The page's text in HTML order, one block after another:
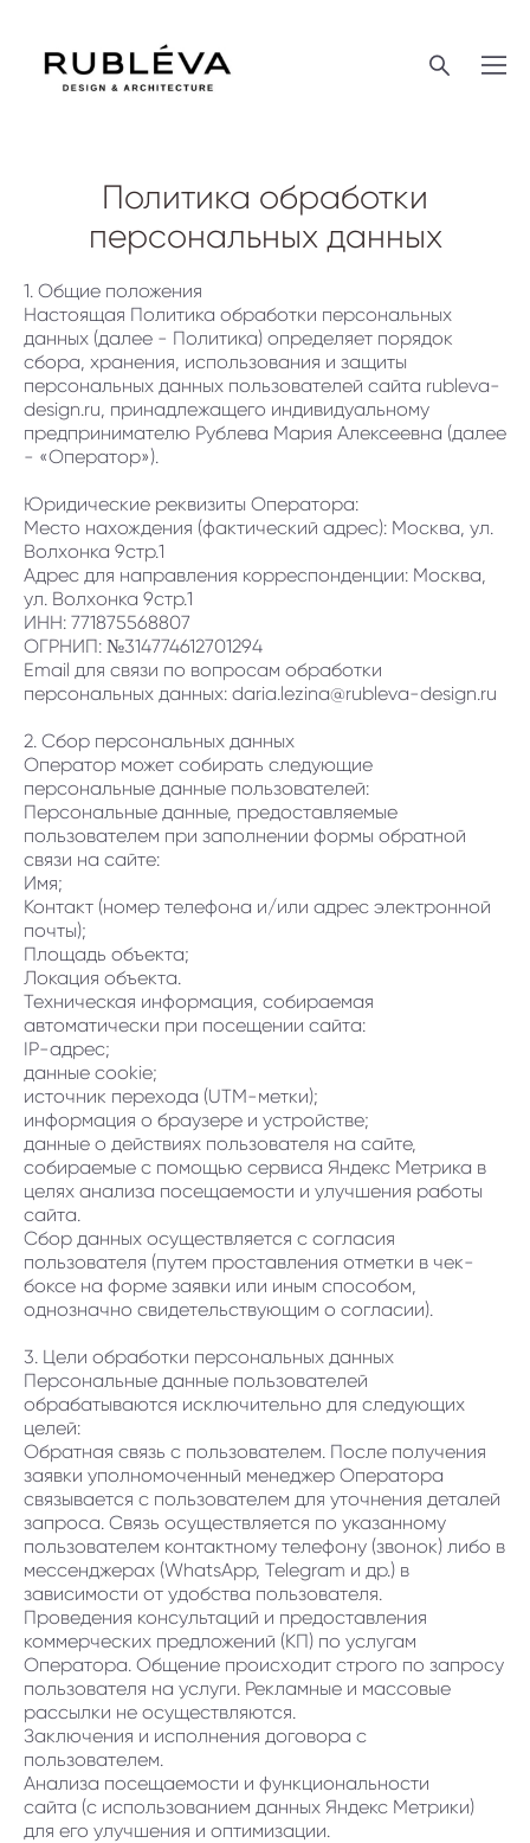
Политика обработки
персональных данных
1. Общие положения
Настоящая Политика обработки персональных
данных (далее - Политика) определяет порядок
сбора, хранения, использования и защиты
персональных данных пользователей сайта rubleva-
design.ru, принадлежащего индивидуальному
предпринимателю Рублева Мария Алексеевна (далее
- «Оператор»).
Юридические реквизиты Оператора:
Место нахождения (фактический адрес): Москва, ул.
Волхонка 9стр.1
Адрес для направления корреспонденции: Москва,
ул. Волхонка 9стр.1
ИНН: 771875568807
ОГРНИП: №314774612701294
Email для связи по вопросам обработки
персональных данных: daria.lezina@rubleva-design.ru
2. Сбор персональных данных
Оператор может собирать следующие
персональные данные пользователей:
Персональные данные, предоставляемые
пользователем при заполнении формы обратной
связи на сайте:
Имя;
Контакт (номер телефона и/или адрес электронной
почты);
Площадь объекта;
Локация объекта.
Техническая информация, собираемая
автоматически при посещении сайта:
IP-адрес;
данные cookie;
источник перехода (UTM-метки);
информация о браузере и устройстве;
данные о действиях пользователя на сайте,
собираемые с помощью сервиса Яндекс Метрика в
целях анализа посещаемости и улучшения работы
сайта.
Сбор данных осуществляется с согласия
пользователя (путем проставления отметки в чек-
боксе на форме заявки или иным способом,
однозначно свидетельствующим о согласии).
3. Цели обработки персональных данных
Персональные данные пользователей
обрабатываются исключительно для следующих
целей:
Обратная связь с пользователем. После получения
заявки уполномоченный менеджер Оператора
связывается с пользователем для уточнения деталей
запроса. Связь осуществляется по указанному
пользователем контактному телефону (звонок) либо в
мессенджерах (WhatsApp, Telegram и др.) в
зависимости от удобства пользователя.
Проведения консультаций и предоставления
коммерческих предложений (КП) по услугам
Оператора. Общение происходит строго по запросу
пользователя на услуги. Рекламные и массовые
рассылки не осуществляются.
Заключения и исполнения договора с
пользователем.
Анализа посещаемости и функциональности
сайта (с использованием данных Яндекс Метрики)
для его улучшения и оптимизации.